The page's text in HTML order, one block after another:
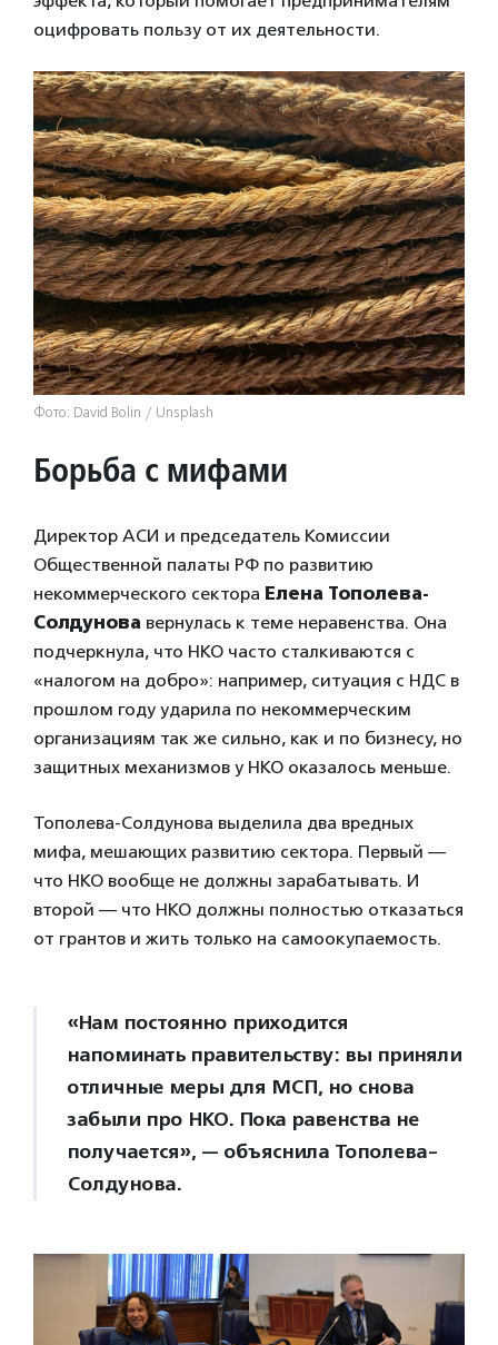
оцифровать пользу от их деятельности.
Фото: David Bolin / Unsplash
Борьба с мифами
Директор АСИ и председатель Комиссии
Общественной палаты РФ по развитию
некоммерческого сектора Елена Тополева-
Солдунова вернулась к теме неравенства. Она
подчеркнула, что НКО часто сталкиваются с
«налогом на добро»: например, ситуация с НДС в
прошлом году ударила по некоммерческим
организациям так же сильно, как и по бизнесу, но
защитных механизмов у НКО оказалось меньше.
Тополева-Солдунова выделила два вредных
мифа, мешающих развитию сектора. Первый —
что НКО вообще не должны зарабатывать. И
второй — что НКО должны полностью отказаться
от грантов и жить только на самоокупаемость.
«Нам постоянно приходится
напоминать правительству: вы приняли
отличные меры для МСП, но снова
забыли про НКО. Пока равенства не
получается», — объяснила Тополева-
Солдунова.